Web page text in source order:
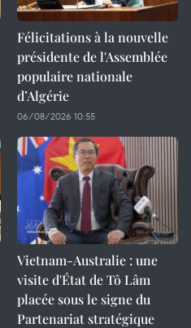
Félicitations à la nouvelle
présidente de l'Assemblée
populaire nationale
d’Algérie
06/08/2026 10:55
Vietnam-Australie : une
visite d'État de Tô Lâm
placée sous le signe du
Partenariat stratégique